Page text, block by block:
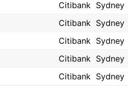
Citibank Sydney
Citibank Sydney
Citibank Sydney
Citibank Sydney
Citibank Sydney